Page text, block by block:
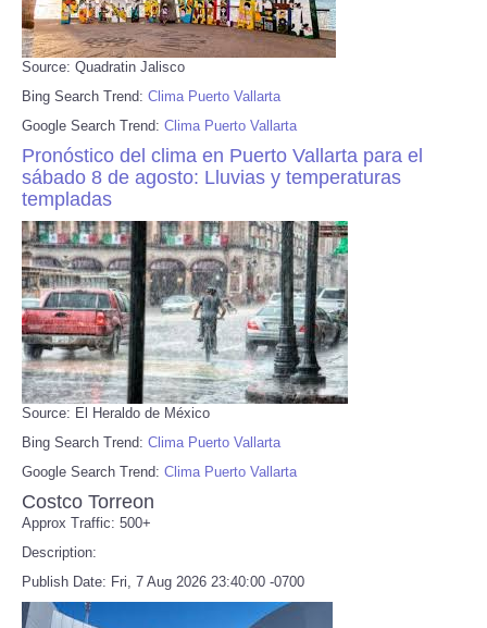
Source: Quadratin Jalisco
Bing Search Trend: Clima Puerto Vallarta
Google Search Trend: Clima Puerto Vallarta
Pronóstico del clima en Puerto Vallarta para el
sábado 8 de agosto: Lluvias y temperaturas
templadas
Source: El Heraldo de México
Bing Search Trend: Clima Puerto Vallarta
Google Search Trend: Clima Puerto Vallarta
Costco Torreon
Approx Traffic: 500+
Description:
Publish Date: Fri, 7 Aug 2026 23:40:00 -0700